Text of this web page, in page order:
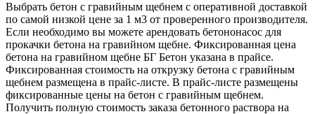
Выбрать бетон с гравийным щебнем с оперативной доставкой
по самой низкой цене за 1 м3 от проверенного производителя.
Если необходимо вы можете арендовать бетононасос для
прокачки бетона на гравийном щебне. Фиксированная цена
бетона на гравийном щебне БГ Бетон указана в прайсе.
Фиксированная стоимость на открузку бетона с гравийным
щебнем размещена в прайс-листе. В прайс-листе размещены
фиксированные цены на бетон с гравийным щебнем.
Получить полную стоимость заказа бетонного раствора на